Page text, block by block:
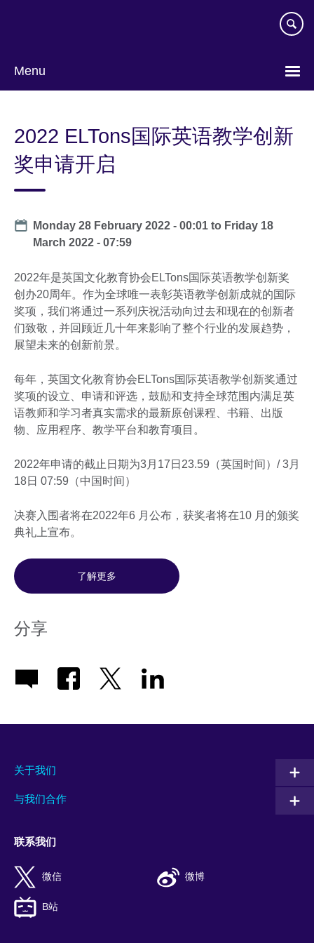
Menu
language
2022 ELTons国际英语教学创新
奖申请开启
Date
Monday 28 February 2022 - 00:01 to Friday 18
March 2022 - 07:59
2022年是英国文化教育协会ELTons国际英语教学创新奖
创办20周年。作为全球唯一表彰英语教学创新成就的国际
奖项，我们将通过一系列庆祝活动向过去和现在的创新者
们致敬，并回顾近几十年来影响了整个行业的发展趋势，
展望未来的创新前景。
每年，英国文化教育协会ELTons国际英语教学创新奖通过
奖项的设立、申请和评选，鼓励和支持全球范围内满足英
语教师和学习者真实需求的最新原创课程、书籍、出版
物、应用程序、教学平台和教育项目。
2022年申请的截止日期为3月17日23.59（英国时间）/ 3月
18日 07:59（中国时间）
决赛入围者将在2022年6 月公布，获奖者将在10 月的颁奖
典礼上宣布。
了解更多
分享
关于我们
与我们合作
联系我们
微信 微博
B站